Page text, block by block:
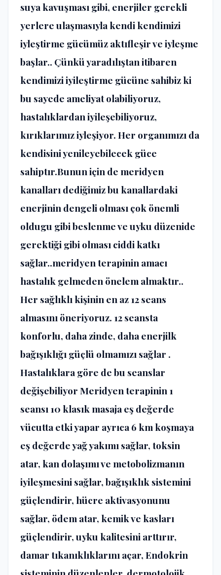
suya kavuşması gibi, enerjiler gerekli
yerlere ulaşmasıyla kendi kendimizi
iyleştirme gücümüz aktıfleşir ve iyleşme
başlar.. Çünkü yaradılıştan itibaren
kendimizi iyileştirme gücüne sahibiz ki
bu sayede ameliyat olabiliyoruz,
hastalıklardan iyileşebiliyoruz,
kırıklarımız iyleşiyor. Her organımızı da
kendisini yenileyebilecek güce
sahiptır.Bunun için de meridyen
kanalları dediğimiz bu kanallardaki
enerjinin dengeli olması çok önemli
oldugu gibi beslenme ve uyku düzenide
gerektiği gibi olması ciddi katkı
sağlar..meridyen terapinin amacı
hastalık gelmeden önelem almaktır..
Her sağlıklı kişinin en az 12 seans
almasını öneriyoruz. 12 seansta
konforlu, daha zinde, daha enerjilk
bağışıklığı güçlü olmamızı sağlar .
Hastalıklara göre de bu seanslar
değişebiliyor Meridyen terapinin 1
seansı 10 klasık masaja eş değerde
vücutta etki yapar ayrıca 6 km koşmaya
eş değerde yağ yakımı sağlar, toksin
atar, kan dolaşımı ve metobolizmanın
iyileşmesini sağlar, bağışıklık sistemini
güçlendirir, hücre aktivasyonunu
sağlar, ödem atar, kemik ve kasları
güçlendirir, uyku kalitesini arttırır,
damar tıkanıklıklarını açar, Endokrin